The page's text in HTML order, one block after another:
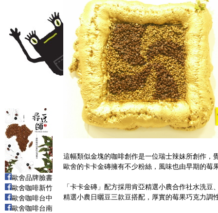
歐舍品牌臉書
歐舍咖啡新竹
歐舍咖啡台中
歐舍咖啡台南
這幅類似金塊的咖啡創作是一位瑞士辣妹所創作，
歐舍的卡卡金磚擁有不少粉絲，風味也由早期的莓
「卡卡金磚」配方採用肯亞精選小農合作社水洗
精選小農日曬豆三款豆搭配，厚實的莓果巧克力調